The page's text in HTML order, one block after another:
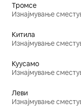
Тромсе
Китила
Куусамо
Леви